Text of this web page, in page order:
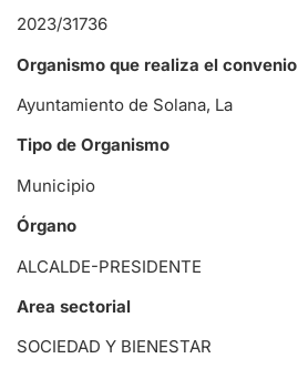
2023/31736
Organismo que realiza el convenio
Ayuntamiento de Solana, La
Tipo de Organismo
Municipio
Órgano
ALCALDE-PRESIDENTE
Area sectorial
SOCIEDAD Y BIENESTAR